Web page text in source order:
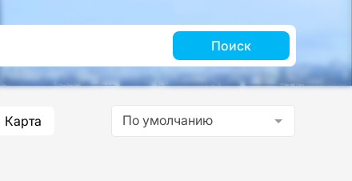
Поиск
Карта По умолчанию